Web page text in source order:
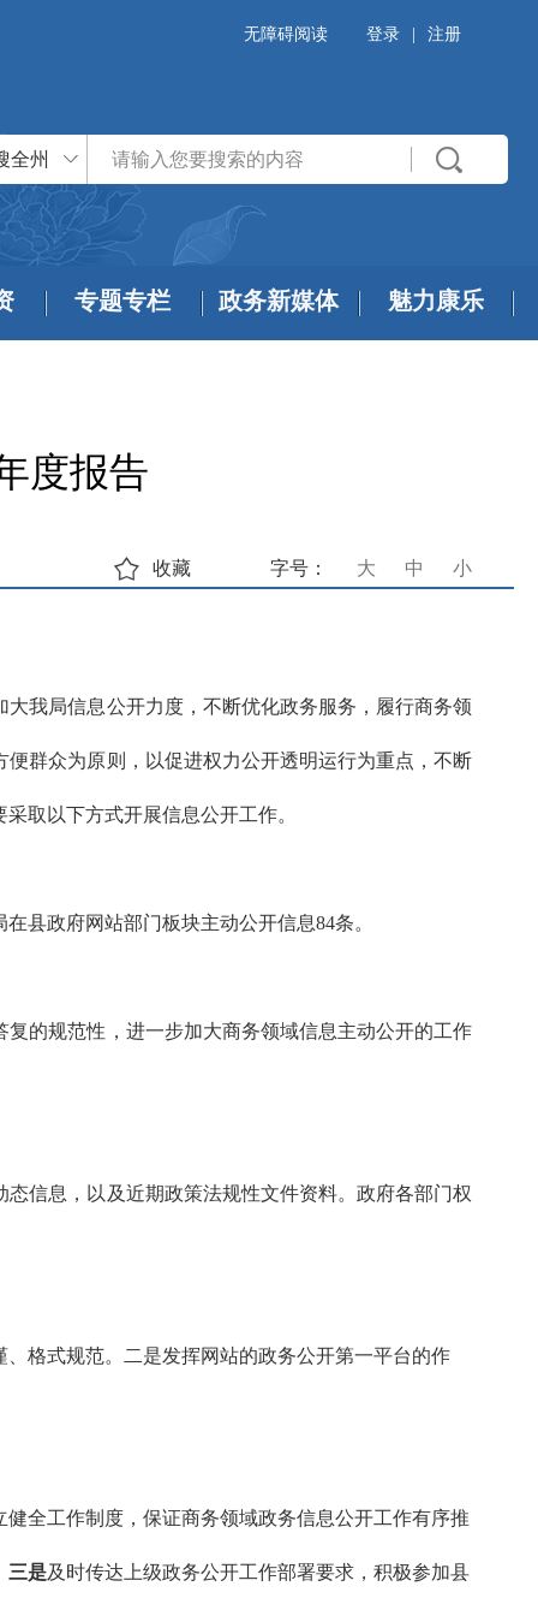
无障碍阅读 登录 注册
全州
专题专栏 政务新媒体 魅力康乐
度报告
字号： 大 中 小
收藏
我局信息公开力度，不断优化政务服务，履行商务领
群众为原则，以促进权力公开透明运行为重点，不断
取以下方式开展信息公开工作。
县政府网站部门板块主动公开信息84条。
的规范性，进一步加大商务领域信息主动公开的工作
信息，以及近期政策法规性文件资料。政府各部门权
格式规范。二是发挥网站的政务公开第一平台的作
全工作制度，保证商务领域政务信息公开工作有序推
三是及时传达上级政务公开工作部署要求，积极参加县